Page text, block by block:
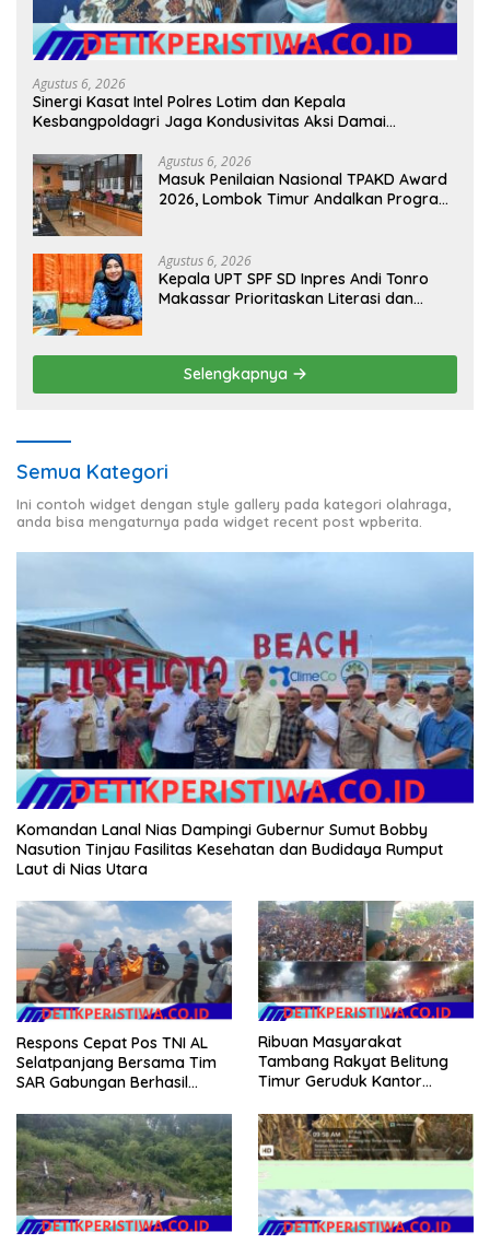
Agustus 6, 2026
Sinergi Kasat Intel Polres Lotim dan Kepala
Kesbangpoldagri Jaga Kondusivitas Aksi Damai
Agustus 6, 2026
Masuk Penilaian Nasional TPAKD Award
2026, Lombok Timur Andalkan Program
Agustus 6, 2026
Kepala UPT SPF SD Inpres Andi Tonro
Makassar Prioritaskan Literasi dan
Selengkapnya
Semua Kategori
Ini contoh widget dengan style gallery pada kategori olahraga,
anda bisa mengaturnya pada widget recent post wpberita.
Komandan Lanal Nias Dampingi Gubernur Sumut Bobby
Nasution Tinjau Fasilitas Kesehatan dan Budidaya Rumput
Laut di Nias Utara
Respons Cepat Pos TNI AL
Selatpanjang Bersama Tim
SAR Gabungan Berhasil
Kapal Karam di Perairan
Mengkikip Kepulauan Meranti
Ribuan Masyarakat
Tambang Rakyat Belitung
Timur Geruduk Kantor
Membakarnya